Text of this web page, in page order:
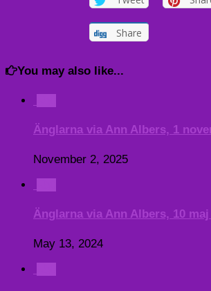
Share
You may also like...
Änglarna via Ann Albers, 1
November 2, 2025
Änglarna via Ann Albers, 10 maj
May 13, 2024